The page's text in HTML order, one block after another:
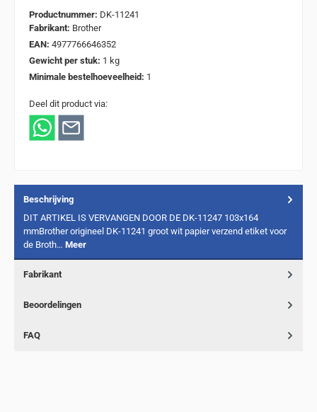
Productnummer: DK-11241
Fabrikant: Brother
EAN: 4977766646352
Gewicht per stuk: 1 kg
Minimale bestelhoeveelheid: 1
Deel dit product via:
Beschrijving
DIT ARTIKEL IS VERVANGEN DOOR DE DK-11247 103x164
mmBrother origineel DK-11241 groot wit papier verzend etiket voor
de Broth… Meer
Fabrikant
Beoordelingen
FAQ